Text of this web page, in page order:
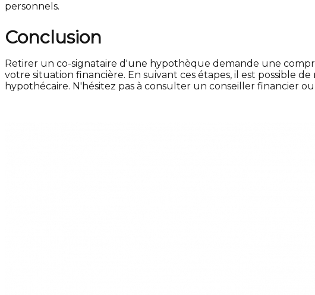
personnels.
Conclusion
Retirer un co-signataire d'une hypothèque demande une
votre situation financière. En suivant ces étapes, il est possible
hypothécaire. N'hésitez pas à consulter un conseiller financier